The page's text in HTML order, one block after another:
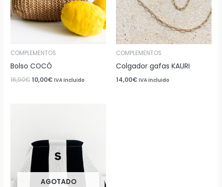
COMPLEMENTOS
Bolso COCÓ
16,90€10,00€ IVA incluido
COMPLEMENTOS
Colgador gafas KAURI
14,00€ IVA incluido
AGOTADO